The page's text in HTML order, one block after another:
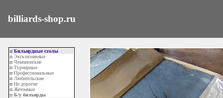
billiards-shop.ru
:: Бильярдные столы
:: Эксклюзивные
:: Чемпионские
:: Турнирные
:: Профессиональные
:: Любительские
:: Не дорогие
:: Жетонные
:: Б/у бильярды